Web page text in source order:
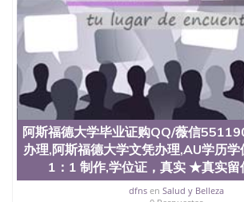
4、电子图做好发给客户确认； 5、电
品部做成品； 6、成品做好拍照或者视
款； 7、快递给客户（国内顺丰，国外
真实网上可查的证明材料 1、教育部学
留服真实存档可查，存档。 2、留学回
（使馆认证），使馆网站真实存档可查
真实可查认证办理，存档可查，终身受
流程农业科学院、艺术与建筑学院、商
院、地球及物质科学院、教育学院、工
与人类发展学院、信息工程与科学学院
护理学院、科学学院等。学校的教育
前十名，工学院排名在前十五名，且继
约大学为学生们提供本科、硕士及博士
阿斯福德大学毕业证购QQ/薇信
办理,阿斯福德大学文凭办理,AU学历
1：1 制作,学位证，真实 ★真实留
dfnsen Salud y Belleza